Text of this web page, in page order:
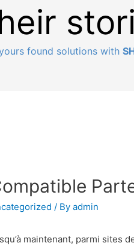
found solutions with
/ Byadmin
maintenant, parmi sites